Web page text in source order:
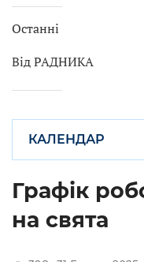
Останні
Від РАДНИКА
КАЛЕНДАР
Графік
на свята